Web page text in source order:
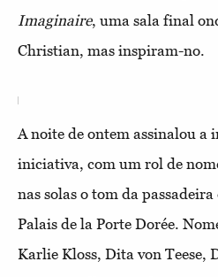
Imaginaire, uma sala final
Christian, mas inspiram-no.
A noite de ontem assinalou a
iniciativa, com um rol de
nas solas o tom da passadeira
Palais de la Porte Dorée.
Karlie Kloss, Dita von Teese,